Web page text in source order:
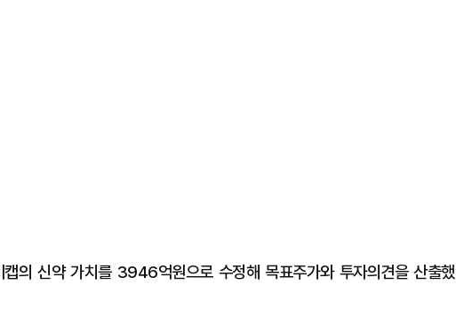
의 신약 가치를 3946억원으로 수정해 목표주가와 투자의견을 산출했